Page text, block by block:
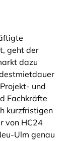
geht der
dazu
und
Fachkräfte
kurzfristigen
von HC24
Ulm genau